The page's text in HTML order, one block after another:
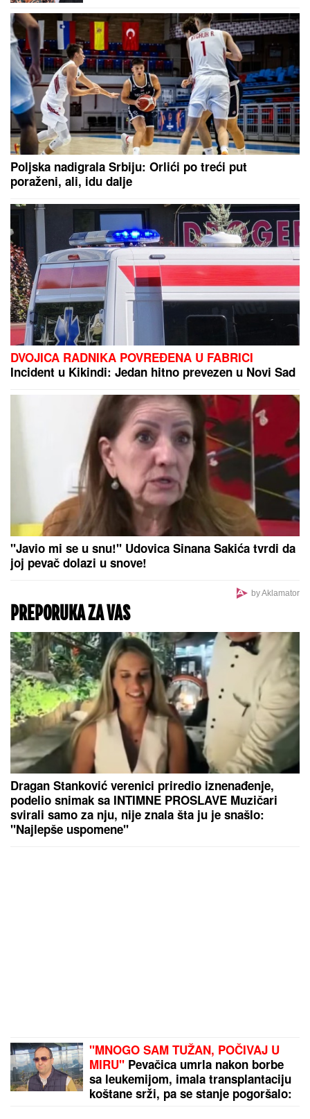
Poljska nadigrala Srbiju: Orlići po treći put
poraženi, ali, idu dalje
DVOJICA RADNIKA POVREĐENA U FABRICI
Incident u Kikindi: Jedan hitno prevezen u Novi Sad
"Javio mi se u snu!" Udovica Sinana Sakića tvrdi da
joj pevač dolazi u snove!
by Aklamator
PREPORUKA ZA VAS
Dragan Stanković verenici priredio iznenađenje,
podelio snimak sa INTIMNE PROSLAVE Muzičari
svirali samo za nju, nije znala šta ju je snašlo:
"Najlepše uspomene"
"MNOGO SAM TUŽAN, POČIVAJ U
MIRU" Pevačica umrla nakon borbe
sa leukemijom, imala transplantaciju
koštane srži, pa se stanje pogoršalo: